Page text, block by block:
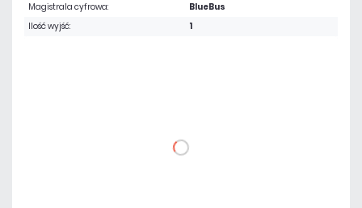
Magistrala cyfrowa:
BlueBus
Ilość wyjść:
1
DO KOSZYKA